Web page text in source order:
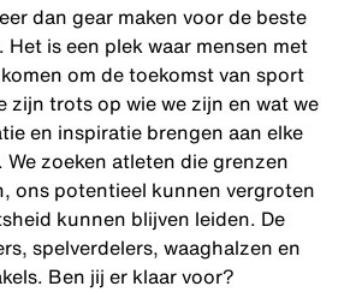
dan gear maken voor de beste
is een plek waar mensen met
om de toekomst van sport
zijn trots op wie we zijn en wat we
en inspiratie brengen aan elke
zoeken atleten die grenzen
ons potentieel kunnen vergroten
kunnen blijven leiden. De
spelverdelers, waaghalzen en
Ben jij er klaar voor?